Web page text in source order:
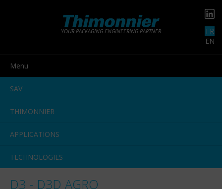
FR
EN
YOUR PACKAGING ENGINEERING PARTNER
Menu
SAV
THIMONNIER
APPLICATIONS
TECHNOLOGIES
D3 - D3D AGRO